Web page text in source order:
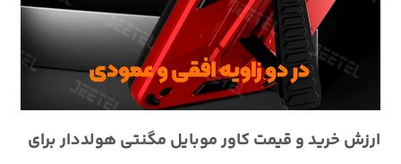
ارزش خرید و قیمت کاور موبایل مگنتی هولددار برای